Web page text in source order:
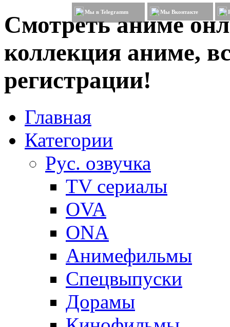
Смотреть аниме
коллекция аниме,
регистрации!
Мы в Telegramm Мы Вконтакте
Главная
Категории
Рус. озвучка
TV сериалы
OVA
ONA
Анимефильмы
Спецвыпуски
Дорамы